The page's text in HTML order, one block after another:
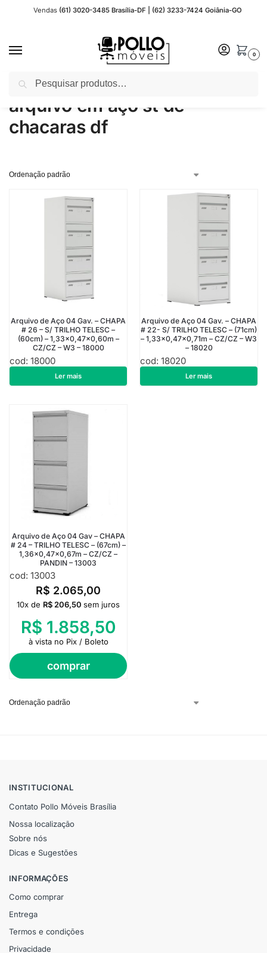
Vendas (61) 3020-3485 Brasília-DF | (62) 3233-7424 Goiânia-GO
0
Início Produtos marcados com a tag “arquivo em aço st de chacaras df”
arquivo em aço st de
chacaras df
Arquivo de Aço 04 Gav. – CHAPA
# 26 – S/ TRILHO TELESC –
(60cm) – 1,33×0,47×0,60m –
CZ/CZ – W3 – 18000
cod: 18000
R$913,50
Ler mais
Arquivo de Aço 04 Gav. – CHAPA
# 22- S/ TRILHO TELESC – (71cm)
– 1,33×0,47×0,71m – CZ/CZ – W3
– 18020
cod: 18020
1.178,10
Ler mais
Arquivo de Aço 04 Gav – CHAPA
# 24 – TRILHO TELESC – (67cm) –
1,36×0,47×0,67m – CZ/CZ –
PANDIN – 13003
cod: 13003
R$ 2.065,00
comprar
10x de R$206,50 sem juros
R$ 1.858,50
à vista no Pix / Boleto
INSTITUCIONAL
Contato Pollo Móveis Brasília
Nossa localização
Sobre nós
Dicas e Sugestões
INFORMAÇÕES
Como comprar
Entrega
Termos e condições
Privacidade